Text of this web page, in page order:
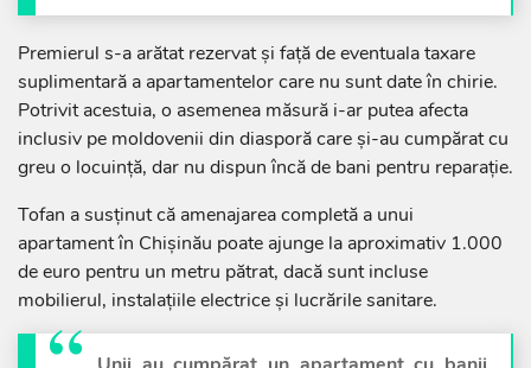
Premierul s-a arătat rezervat și față de eventuala taxare
suplimentară a apartamentelor care nu sunt date în chirie.
Potrivit acestuia, o asemenea măsură i-ar putea afecta
inclusiv pe moldovenii din diasporă care și-au cumpărat cu
greu o locuință, dar nu dispun încă de bani pentru reparație.
Tofan a susținut că amenajarea completă a unui
apartament în Chișinău poate ajunge la aproximativ 1.000
de euro pentru un metru pătrat, dacă sunt incluse
mobilierul, instalațiile electrice și lucrările sanitare.